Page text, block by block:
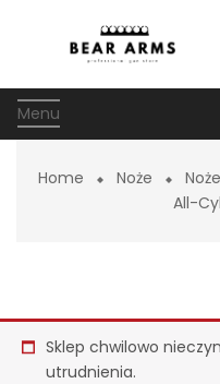
Menu
Home Noże
All-
Sklep chwilowo
utrudnienia.